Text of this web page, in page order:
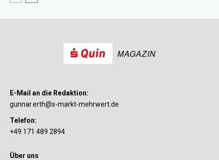
MAGAZIN
E-Mail an die Redaktion:
gunnar.erth@s-markt-mehrwert.de
Telefon:
+49 171 489 2894
Über uns